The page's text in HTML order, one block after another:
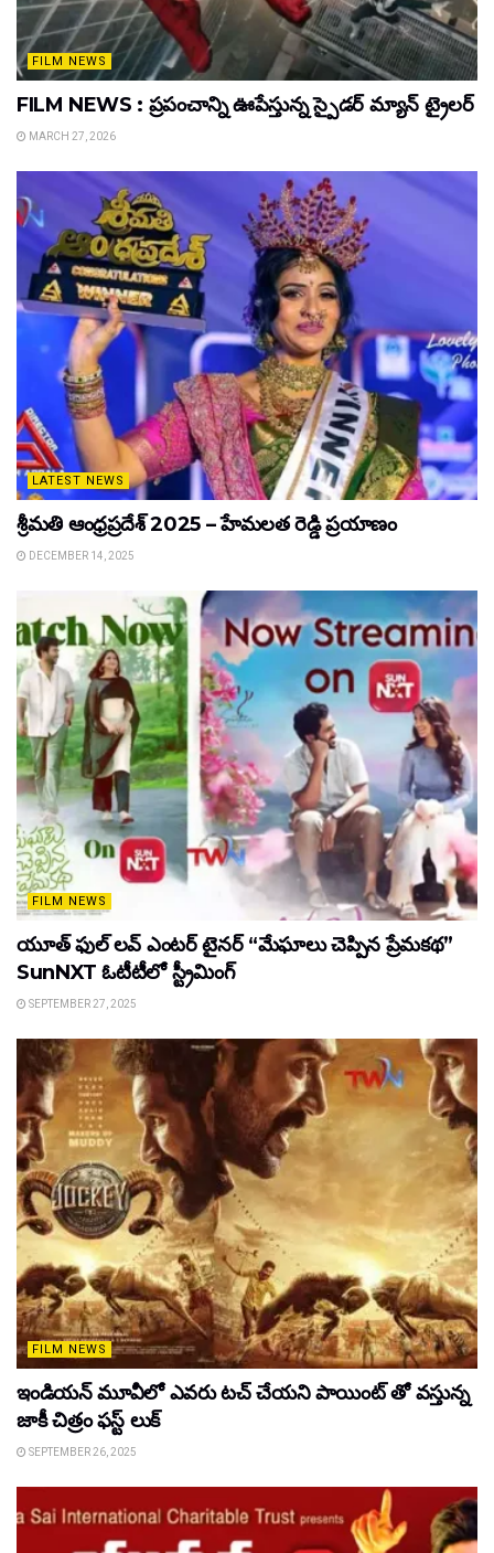
FILM NEWS
FILM NEWS : ప్రపంచాన్ని ఊపేస్తున్న స్పైడర్ మ్యాన్ ట్రైలర్
MARCH 27, 2026
LATEST NEWS
శ్రీమతి ఆంధ్రప్రదేశ్ 2025 – హేమలత రెడ్డి ప్రయాణం
DECEMBER 14, 2025
FILM NEWS
యూత్ ఫుల్ లవ్ ఎంటర్ టైనర్ “మేఘాలు చెప్పిన ప్రేమకథ”
SunNXT ఓటీటీలో స్ట్రీమింగ్
SEPTEMBER 27, 2025
FILM NEWS
ఇండియన్ మూవీలో ఎవరు టచ్ చేయని పాయింట్ తో వస్తున్న
జాకీ చిత్రం ఫస్ట్ లుక్
SEPTEMBER 26, 2025